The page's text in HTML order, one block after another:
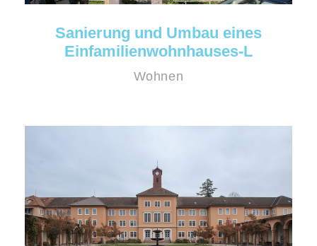
Sanierung und Umbau eines
Einfamilienwohnhauses-L
Wohnen